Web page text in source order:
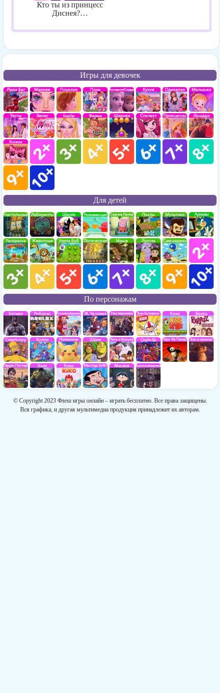
Кто ты из принцесс
Диснея?…
Игры для девочек
Для детей
По персонажам
© Copyright 2023 Флеш игры онлайн – играть бесплатно. Все права защищены.
Вся графика, и другая мультимедиа продукция принадлежит их авторам.